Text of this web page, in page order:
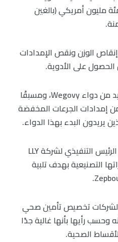
مليون أمريكي (بالغين
الوزن ونقص الإمدادات
على الأدوية.
عانت شركة نوف لتأمين المزيد من دواء Wegovy، ومسبقًا
إمدادات الجرعات المخفضة
يريدون البدء بهذا الدواء.
في المقابل فإن ديف ريكس الرئيس التنفيذي لشركة LLY
التصنيعية بهدف تلبية
تخصيص تأمين صحي
وحسب رأيها بأنها غالية جدًا
الصحية.